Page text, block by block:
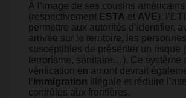
À l’image de ses cousins américains
(respectivement ESTA et AVE),
permettre aux autorités d’identifier,
arrivée sur le territoire, les personnes
susceptibles de présenter un risque
terrorisme, sanitaire…). Ce système
vérification en amont devrait
l’immigration illégale et réduire
contrôles aux frontières.